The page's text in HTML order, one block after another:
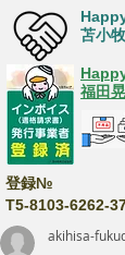
苫小
福田
登録№
T5-8103-6262-
akihisa-